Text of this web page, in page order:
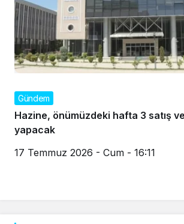
Gündem
Hazine, önümüzdeki hafta 3 satış
yapacak
17 Temmuz 2026 - Cum - 16:11